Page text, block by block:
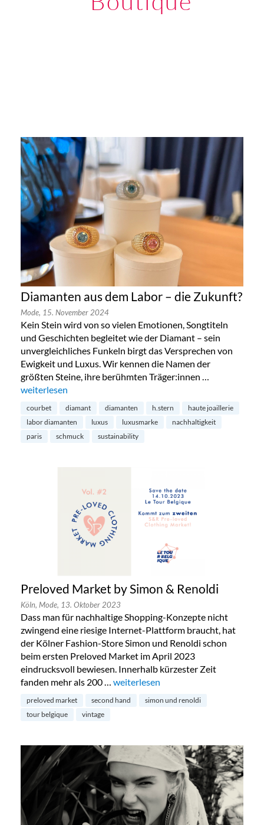
Diamanten aus dem Labor – die Zukunft?
Mode, 15. November 2024
Kein Stein wird von so vielen Emotionen, Songtiteln
und Geschichten begleitet wie der Diamant – sein
unvergleichliches Funkeln birgt das Versprechen von
Ewigkeit und Luxus. Wir kennen die Namen der
größten Steine, ihre berühmten Träger:innen …
„Diamanten aus dem Labor – die Zukunft?“
weiterlesen
courbet diamant diamanten h.stern
haute joaillerie
labor diamanten
luxus luxusmarke
nachhaltigkeit
paris
schmuck sustainability
Preloved Market by Simon & Renoldi
Köln, Mode, 13. Oktober 2023
Dass man für nachhaltige Shopping-Konzepte nicht
zwingend eine riesige Internet-Plattform braucht, hat
der Kölner Fashion-Store Simon und Renoldi schon
beim ersten Preloved Market im April 2023
eindrucksvoll bewiesen. Innerhalb kürzester Zeit
fanden mehr als 200 … „Preloved Market by Simon &
weiterlesen
preloved market second hand
simon und renoldi
tour belgique
vintage